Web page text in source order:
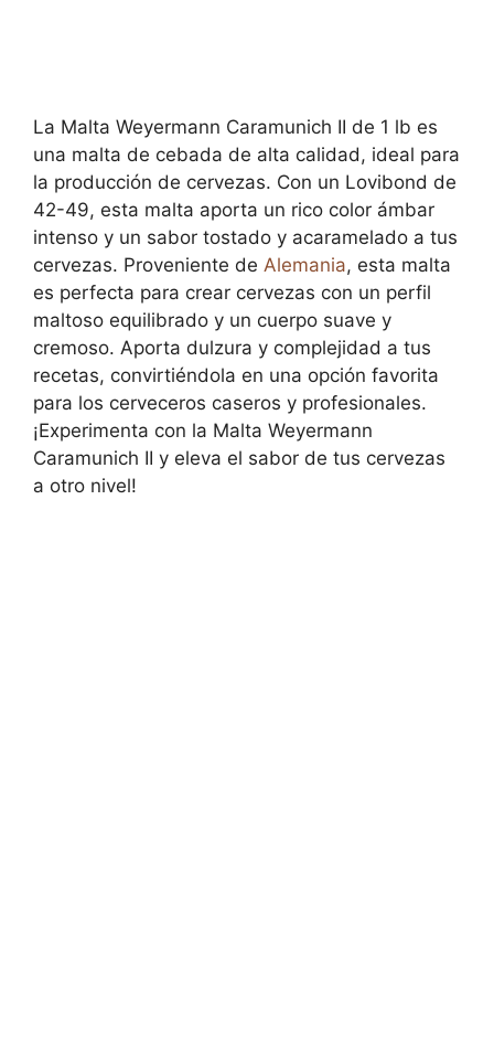
La Malta Weyermann Caramunich II de 1 lb es
una malta de cebada de alta calidad, ideal para
la producción de cervezas. Con un Lovibond de
42-49, esta malta aporta un rico color ámbar
intenso y un sabor tostado y acaramelado a tus
cervezas. Proveniente de Alemania, esta malta
es perfecta para crear cervezas con un perfil
maltoso equilibrado y un cuerpo suave y
cremoso. Aporta dulzura y complejidad a tus
recetas, convirtiéndola en una opción favorita
para los cerveceros caseros y profesionales.
¡Experimenta con la Malta Weyermann
Caramunich II y eleva el sabor de tus cervezas
a otro nivel!